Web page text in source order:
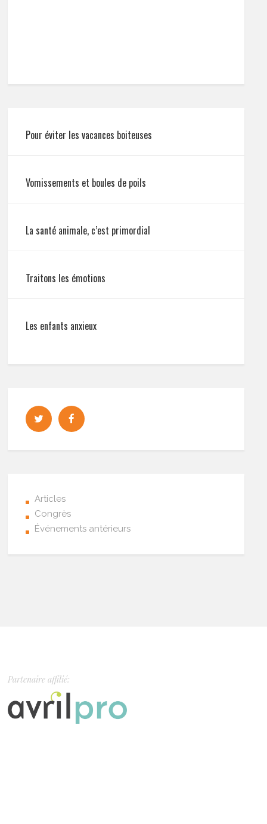
Pour éviter les vacances boiteuses
Vomissements et boules de poils
La santé animale, c’est primordial
Traitons les émotions
Les enfants anxieux
Articles
Congrès
Événements antérieurs
Partenaire affilié: